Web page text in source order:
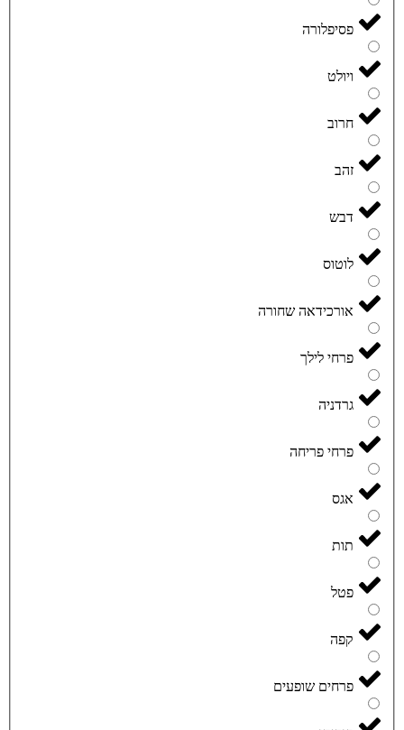
פסיפלורה
ויולט
חרוב
זהב
דבש
לוטוס
אורכידאה שחורה
פרחי לילך
גרדניה
פרחי פריחה
אגס
תות
פטל
קפה
פרחים שופעים